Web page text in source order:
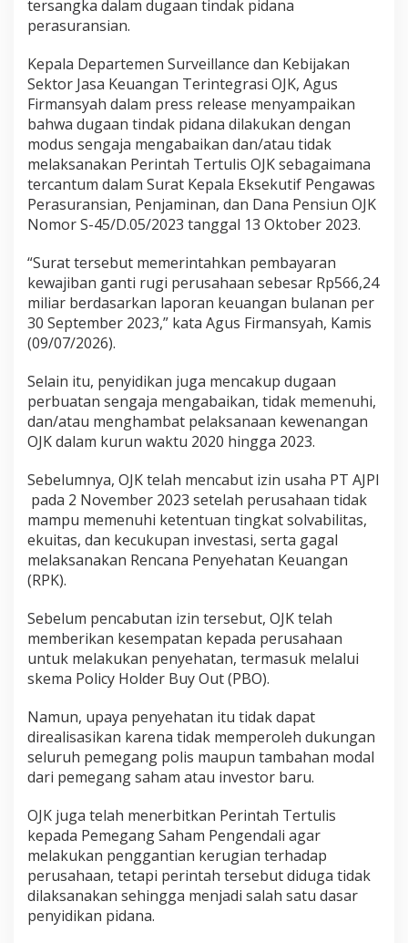
tersangka dalam dugaan tindak pidana
perasuransian.
Kepala Departemen Surveillance dan Kebijakan
Sektor Jasa Keuangan Terintegrasi OJK, Agus
Firmansyah dalam press release menyampaikan
bahwa dugaan tindak pidana dilakukan dengan
modus sengaja mengabaikan dan/atau tidak
melaksanakan Perintah Tertulis OJK sebagaimana
tercantum dalam Surat Kepala Eksekutif Pengawas
Perasuransian, Penjaminan, dan Dana Pensiun OJK
Nomor S-45/D.05/2023 tanggal 13 Oktober 2023.
“Surat tersebut memerintahkan pembayaran
kewajiban ganti rugi perusahaan sebesar Rp566,24
miliar berdasarkan laporan keuangan bulanan per
30 September 2023,” kata Agus Firmansyah, Kamis
(09/07/2026).
Selain itu, penyidikan juga mencakup dugaan
perbuatan sengaja mengabaikan, tidak memenuhi,
dan/atau menghambat pelaksanaan kewenangan
OJK dalam kurun waktu 2020 hingga 2023.
Sebelumnya, OJK telah mencabut izin usaha PT AJPI
pada 2 November 2023 setelah perusahaan tidak
mampu memenuhi ketentuan tingkat solvabilitas,
ekuitas, dan kecukupan investasi, serta gagal
melaksanakan Rencana Penyehatan Keuangan
(RPK).
Sebelum pencabutan izin tersebut, OJK telah
memberikan kesempatan kepada perusahaan
untuk melakukan penyehatan, termasuk melalui
skema Policy Holder Buy Out (PBO).
Namun, upaya penyehatan itu tidak dapat
direalisasikan karena tidak memperoleh dukungan
seluruh pemegang polis maupun tambahan modal
dari pemegang saham atau investor baru.
OJK juga telah menerbitkan Perintah Tertulis
kepada Pemegang Saham Pengendali agar
melakukan penggantian kerugian terhadap
perusahaan, tetapi perintah tersebut diduga tidak
dilaksanakan sehingga menjadi salah satu dasar
penyidikan pidana.